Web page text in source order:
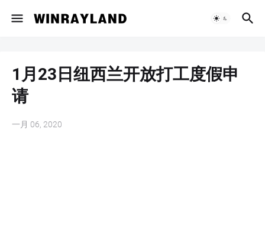
1月23日纽西兰开放打工度假申
请
一月 06, 2020